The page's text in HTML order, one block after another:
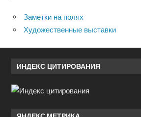
Заметки на полях
Художественные выставки
ИНДЕКС ЦИТИРОВАНИЯ